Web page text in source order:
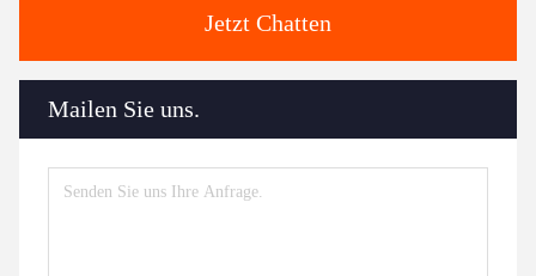
Jetzt Chatten
Mailen Sie uns.